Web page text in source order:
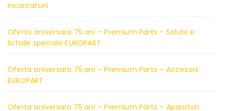
incarcaturii
Oferta aniversara 75 ani – Premium Parts – Solutii si
lichide speciale EUROPART
Oferta aniversara 75 ani – Premium Parts – Accesorii
EUROPART
Oferta aniversara 75 ani – Premium Parts – Aparatori